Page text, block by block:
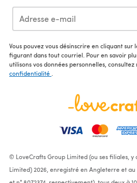
Vous pouvez vous désinscrire en cliquant sur
figurant dans tout courriel. Pour en savoir
utilisons vos données personnelles, consultez
confidentialité
© LoveCrafts Group Limited (ou ses filiales, y
Limited) 2026, enregistré en Angleterre et au